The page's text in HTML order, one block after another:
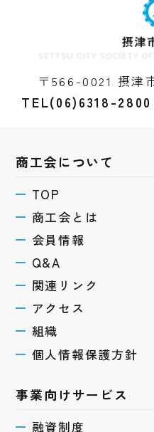
〒566-0021 摂
TEL(06)6318-
商工会について
TOP
商工会とは
会員情報
Q&A
関連リンク
アクセス
組織
個人情報保護方針
事業向けサービス
融資制度